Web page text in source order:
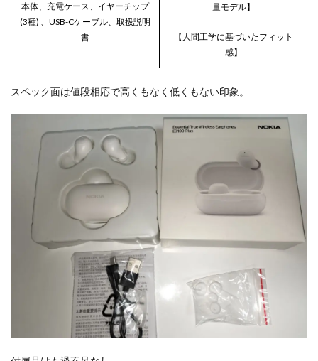
本体、充電ケース、イヤーチップ
(3種) 、USB-Cケーブル、取扱説明
書
量モデル】
【人間工学に基づいたフィット
感】
スペック面は値段相応で高くもなく低くもない印象。